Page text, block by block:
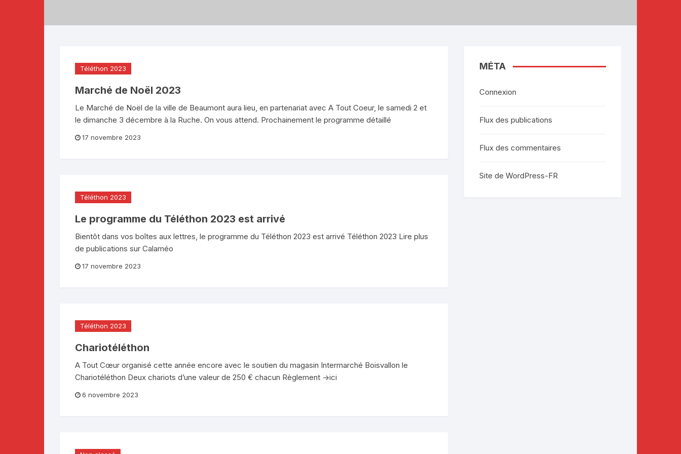
Téléthon 2017
Téléthon 2023
Marché de Noël 2023
Le Marché de Noël de la ville de Beaumont aura lieu, en partenariat avec A Tout Coeur, le samedi 2 et
le dimanche 3 décembre à la Ruche. On vous attend. Prochainement le programme détaillé
17 novembre 2023
Téléthon 2023
Le programme du Téléthon 2023 est arrivé
Bientôt dans vos boîtes aux lettres, le programme du Téléthon 2023 est arrivé Téléthon 2023 Lire plus
de publications sur Calaméo
17 novembre 2023
Téléthon 2023
Chariotéléthon
A Tout Cœur organisé cette année encore avec le soutien du magasin Intermarché Boisvallon le
Chariotéléthon Deux chariots d’une valeur de 250 € chacun Règlement ->ici
6 novembre 2023
MÉTA
Connexion
Flux des publications
Flux des commentaires
Site de WordPress-FR